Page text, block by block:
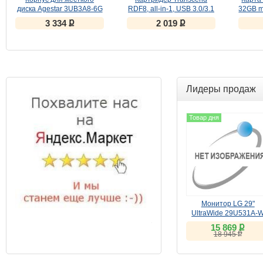
диска Agestar 3UB3A8-6G
(BLACK)
3 334 ք
RDF8, all-in-1, USB 3.0/3.1
Gen 1, (TS-RDF8K2)
Черный
2 019ք
32GB
UHS-1
Лидеры продаж
Товар дня
Монитор LG 29"
UltraWide 29U531A-
(IPS, 100Hz)
15 869ք
18 945ք